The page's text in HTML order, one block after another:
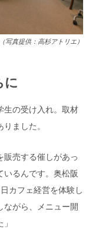
写真提供：高杉アトリエ）
に
生の受け入れ。取材
ました。
販売する催しがあっ
るんです。奥松阪
カフェ経営を体験し
ながら、メニュー開